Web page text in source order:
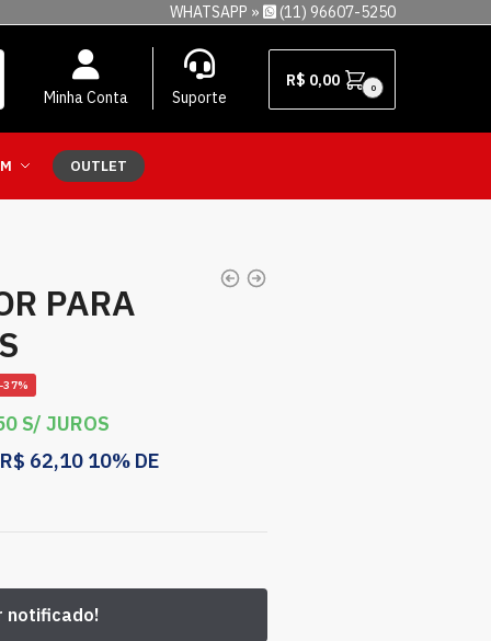
WHATSAPP » (11) 96607-5250
Minha Conta Suporte
R$ 0,00 0
OUTLET
PARA
S/ JUROS
R$ 62,10 10% DE
-37%